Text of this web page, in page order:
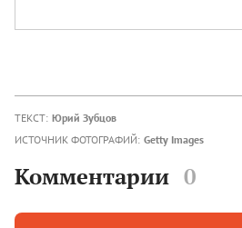
ТЕКСТ: Юрий Зубцов
ИСТОЧНИК ФОТОГРАФИЙ: Getty Images
Комментарии 0